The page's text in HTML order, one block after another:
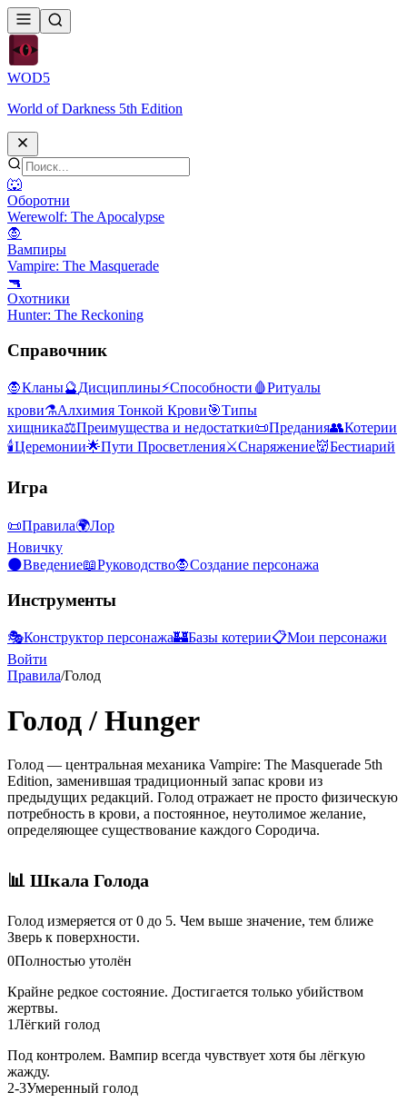
WOD5
World of Darkness 5th Edition
🐺
Оборотни
Werewolf: The Apocalypse
🧛
Вампиры
Vampire: The Masquerade
🔫
Охотники
Hunter: The Reckoning
Справочник
🧛Кланы🔮Дисциплины⚡Способности 🩸Ритуалы
крови⚗️Алхимия Тонкой Крови🎯Типы
хищника⚖️Преимущества и недостатки📜Предания👥Котерии
🕯️Церемонии🌟Пути Просветления⚔️Снаряжение👹Бестиарий
Игра
📜Правила🌍Лор
Новичку
🌑Введение📖Руководство🧛Создание персонажа
Инструменты
🎭Конструктор персонажа🏰Базы котерии📋Мои персонажи
Войти
Правила/Голод
Голод / Hunger
Голод — центральная механика Vampire: The Masquerade 5th
Edition, заменившая традиционный запас крови из
предыдущих редакций. Голод отражает не просто физическую
потребность в крови, а постоянное, неутолимое желание,
определяющее существование каждого Сородича.
📊 Шкала Голода
Голод измеряется от 0 до 5. Чем выше значение, тем ближе
Зверь к поверхности.
0Полностью утолён
Крайне редкое состояние. Достигается только убийством
жертвы.
1Лёгкий голод
Под контролем. Вампир всегда чувствует хотя бы лёгкую
жажду.
2-3Умеренный голод